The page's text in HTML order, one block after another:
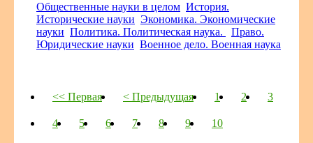
Общественные науки в целом История.
Исторические науки Экономика. Экономические
науки Политика. Политическая наука.
Право.
Юридические науки Военное дело. Военная наука
<< Первая < Предыдущая 1 2 3
4 5 6 7 8 9 10